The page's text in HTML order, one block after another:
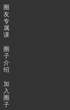
圈
友
专
属
课
圈
子
介
绍
加
入
圈
子